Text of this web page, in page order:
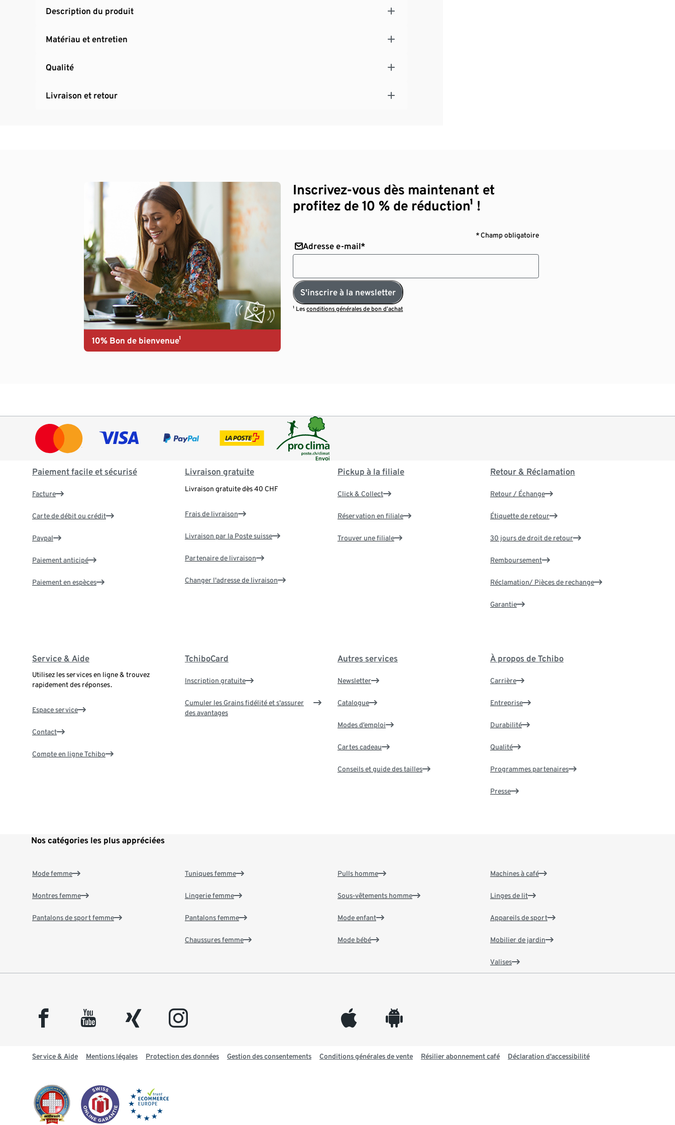
Description du produit
Matériau et entretien
Qualité
Livraison et retour
10% Bon de bienvenue¹
Inscrivez-vous dès maintenant et
profitez de 10 % de réduction¹ !
* Champ obligatoire
Adresse e-mail*
S'inscrire à la newsletter
¹ Lesconditions générales de bon d’achat
Paiement facile et sécurisé
Facture
Carte de débit ou crédit
Paypal
Paiement anticipé
Paiement en espèces
Livraison gratuite
Livraison gratuite dès 40 CHF
Frais de livraison
Livraison par la Poste suisse
Partenaire de livraison
Changer l'adresse de livraison
Pickup à la filiale
Click & Collect
Réservation en filiale
Trouver une filiale
Retour & Réclamation
Retour / Échange
Étiquette de retour
30 jours de droit de retour
Remboursement
Réclamation/ Pièces de rechange
Garantie
Service & Aide
Utilisez les services en ligne & trouvez
rapidement des réponses.
Espace service
Contact
Compte en ligne Tchibo
TchiboCard
Inscription gratuite
Cumuler les Grains fidélité et s'assurer
des avantages
Autres services
Newsletter
Catalogue
Modes d’emploi
Cartes cadeau
Conseils et guide des tailles
À propos de Tchibo
Carrière
Entreprise
Durabilité
Qualité
Programmes partenaires
Presse
Nos catégories les plus appréciées
Mode femme
Montres femme
Pantalons de sport femme
Tuniques femme
Lingerie femme
Pantalons femme
Chaussures femme
Pulls homme
Sous-vêtements homme
Mode enfant
Mode bébé
Machines à café
Linges de lit
Appareils de sport
Mobilier de jardin
Valises
facebook youtube xing instagram appleinc android
Service & Aide Mentions légales Protection des données Gestion des consentements Conditions générales de vente Résilier abonnement café Déclaration d'accessibilité